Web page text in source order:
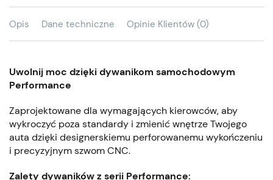
Opis Dane techniczne Opinie Klientów (0)
Uwolnij moc dzięki dywanikom samochodowym
Performance
Zaprojektowane dla wymagających kierowców, aby
wykroczyć poza standardy i zmienić wnętrze Twojego
auta dzięki designerskiemu perforowanemu wykończeniu
i precyzyjnym szwom CNC.
Zalety dywaników z serii Performance: